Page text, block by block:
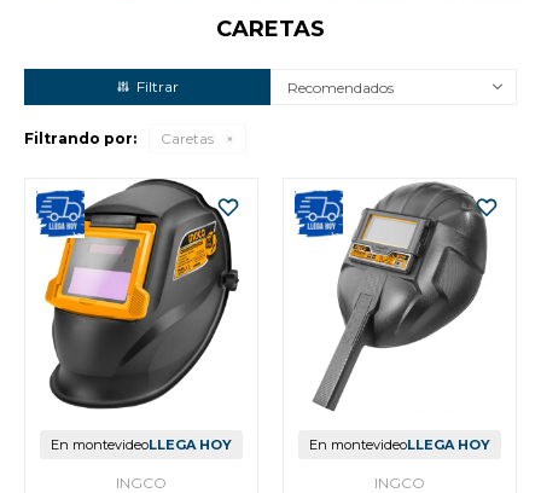
CARETAS
Recomendados
Filtrando por: Caretas
En montevideoLLEGA HOY
INGCO
En montevideoLLEGA HOY
INGCO
Electrodomésticos
Tecnología
Deportes
Camping
Jardín y Aire Libre
Mascotas